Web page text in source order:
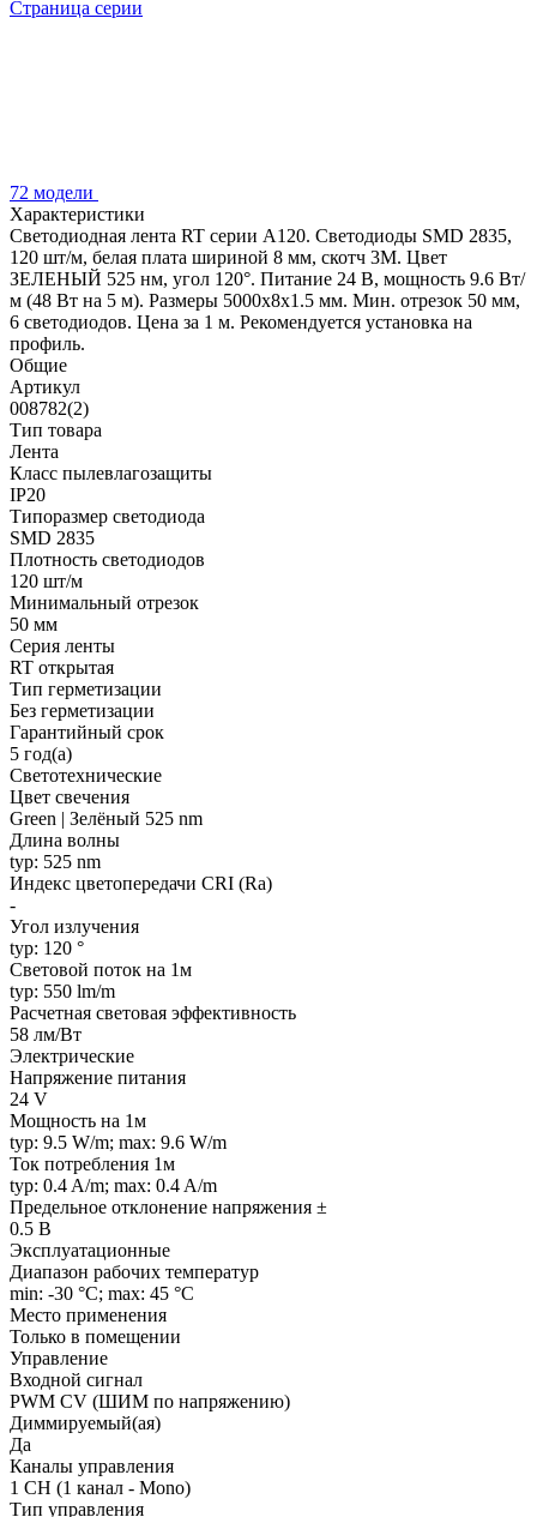
Страница серии
72 модели
Характеристики
Светодиодная лента RT серии A120. Светодиоды SMD 2835,
120 шт/м, белая плата шириной 8 мм, скотч 3M. Цвет
ЗЕЛЕНЫЙ 525 нм, угол 120°. Питание 24 В, мощность 9.6 Вт/
м (48 Вт на 5 м). Размеры 5000x8x1.5 мм. Мин. отрезок 50 мм,
6 светодиодов. Цена за 1 м. Рекомендуется установка на
профиль.
Общие
Артикул
008782(2)
Тип товара
Лента
Класс пылевлагозащиты
IP20
Типоразмер светодиода
SMD 2835
Плотность светодиодов
120 шт/м
Минимальный отрезок
50 мм
Серия ленты
RT открытая
Тип герметизации
Без герметизации
Гарантийный срок
5 год(а)
Светотехнические
Цвет свечения
Green | Зелёный 525 nm
Длина волны
typ: 525 nm
Индекс цветопередачи CRI (Ra)
-
Угол излучения
typ: 120 °
Световой поток на 1м
typ: 550 lm/m
Расчетная световая эффективность
58 лм/Вт
Электрические
Напряжение питания
24 V
Мощность на 1м
typ: 9.5 W/m; max: 9.6 W/m
Ток потребления 1м
typ: 0.4 A/m; max: 0.4 A/m
Предельное отклонение напряжения ±
0.5 В
Эксплуатационные
Диапазон рабочих температур
min: -30 °C; max: 45 °C
Место применения
Только в помещении
Управление
Входной сигнал
PWM СV (ШИМ по напряжению)
Диммируемый(ая)
Да
Каналы управления
1 CH (1 канал - Mono)
Тип управления